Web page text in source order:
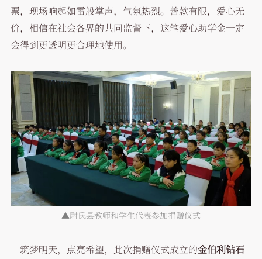
票，现场响起如雷般掌声，气氛热烈。善款有限，爱心无
价，相信在社会各界的共同监督下，这笔爱心助学金一定
会得到更透明更合理地使用。
▲尉氏县教师和学生代表参加捐赠仪式
筑梦明天，点亮希望，此次捐赠仪式成立的金伯利钻石